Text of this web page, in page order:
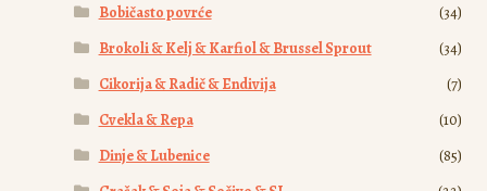
Bobičasto povrće
(34)
Brokoli & Kelj & Karfiol & Brussel Sprout
(34)
Cikorija & Radič & Endivija
(7)
Cvekla & Repa
(10)
Dinje & Lubenice
(85)